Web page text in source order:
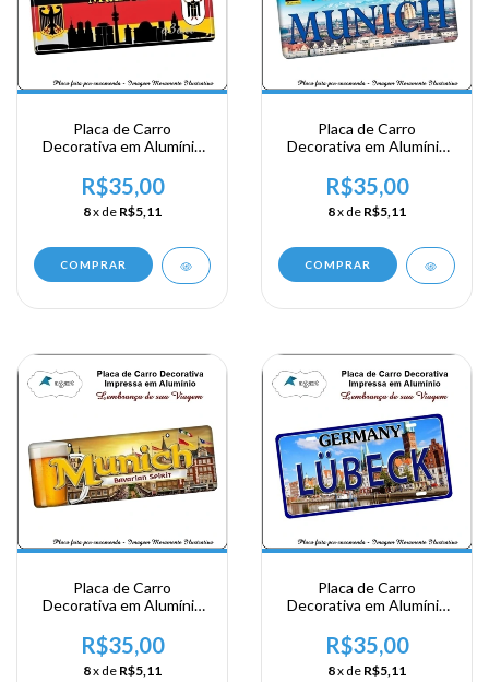
Placa de Carro
Decorativa em Alumínio
Viagem a Alemanha -
Gernany Munich
R$35,00
8x de R$5,11
COMPRAR
Placa de Carro
Decorativa em Alumínio
Viagem a Alemanha -
Gernany Munich
R$35,00
8x de R$5,11
COMPRAR
Placa de Carro
Decorativa em Alumínio
Viagem a Alemanha -
Gernany Munich
R$35,00
8x de R$5,11
Placa de Carro
Decorativa em Alumínio
Viagem a Alemanha -
Gernany Lubeck
R$35,00
8x de R$5,11